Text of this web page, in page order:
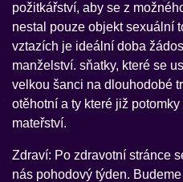
požitkářství, aby se z
nestal pouze objekt sexuální
vztazích je ideální doba
manželství. sňatky, které se
velkou šanci na dlouhodobé
otěhotní a ty které již
mateřství.
Zdraví: Po zdravotní stránce
nás pohodový týden.